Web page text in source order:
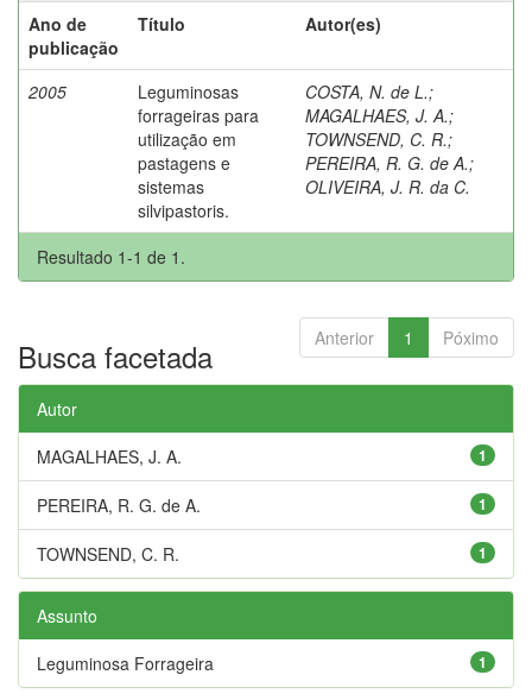
Ano de
publicação
Título Autor(es)
2005
Leguminosas
forrageiras para
utilização em
pastagens e
sistemas
silvipastoris.
COSTA, N. de L.;
MAGALHAES, J. A.;
TOWNSEND, C. R.;
PEREIRA, R. G. de A.;
OLIVEIRA, J. R. da C.
Resultado 1-1 de 1.
Anterior 1 Póximo
Busca facetada
Autor
1
MAGALHAES, J. A.
1
PEREIRA, R. G. de A.
1
TOWNSEND, C. R.
Assunto
1
Leguminosa Forrageira